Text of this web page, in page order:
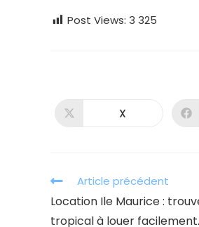
Post Views: 3 325
Ouvrir
X
Read
articles
Article précédent
Location Ile Maurice :
tropical à louer facilement.